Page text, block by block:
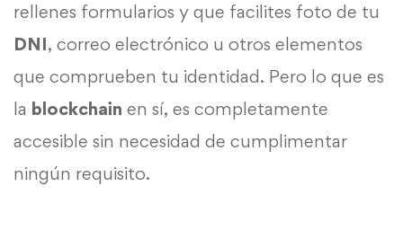
rellenes formularios y que facilites foto de tu
DNI, correo electrónico u otros elementos
que comprueben tu identidad. Pero lo que es
la blockchain en sí, es completamente
accesible sin necesidad de cumplimentar
ningún requisito.